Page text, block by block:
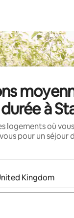
à
logements où
pour un séjour
s'affichent,